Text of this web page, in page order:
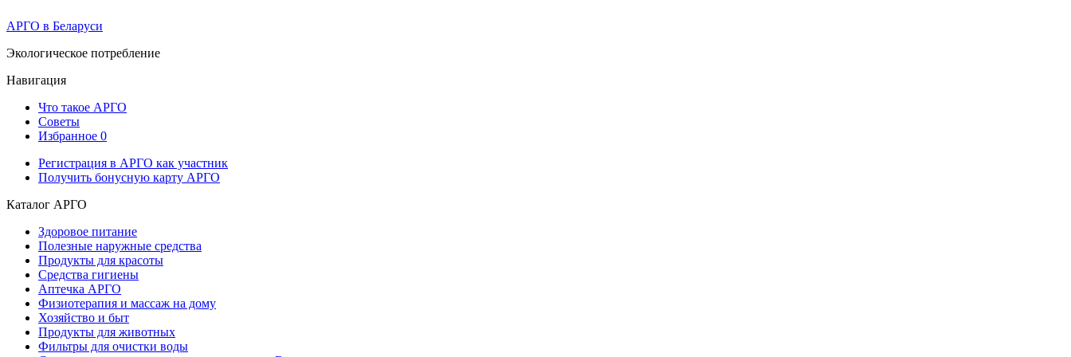
АРГО в Беларуси
Экологическое потребление
Навигация
Что такое АРГО
Советы
Избранное 0
Регистрация в АРГО как участник
Получить бонусную карту АРГО
Каталог АРГО
Здоровое питание
Полезные наружные средства
Продукты для красоты
Средства гигиены
Аптечка АРГО
Физиотерапия и массаж на дому
Хозяйство и быт
Продукты для животных
Фильтры для очистки воды